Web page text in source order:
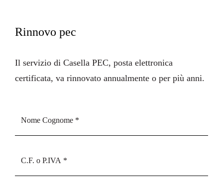
Rinnovo pec
Il servizio di Casella PEC, posta elettronica
certificata, va rinnovato annualmente o per più anni.